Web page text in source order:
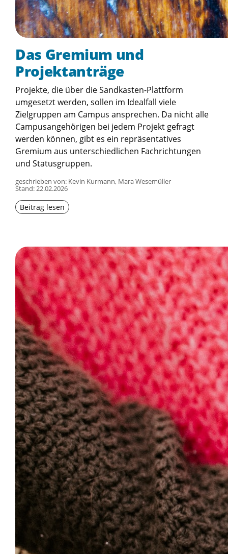
Das Gremium und
Projektanträge
Projekte, die über die Sandkasten-Plattform
umgesetzt werden, sollen im Idealfall viele
Zielgruppen am Campus ansprechen. Da nicht alle
Campusangehörigen bei jedem Projekt gefragt
werden können, gibt es ein repräsentatives
Gremium aus unterschiedlichen Fachrichtungen
und Statusgruppen.
geschrieben von: Kevin Kurmann, Mara Wesemüller
Stand:22.02.2026
Beitrag lesen